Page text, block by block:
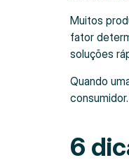
Muitos
fator
soluções
Quando
consumidor.
6